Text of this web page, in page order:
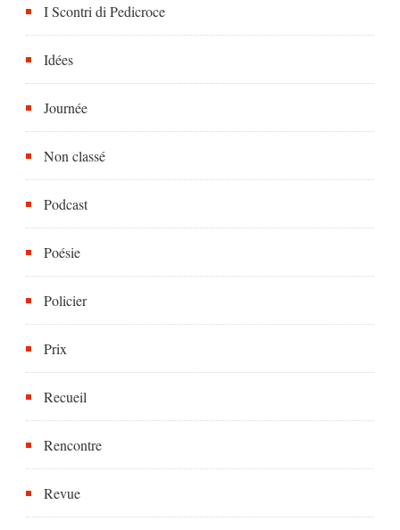
I Scontri di Pedicroce
Idées
Journée
Non classé
Podcast
Poésie
Policier
Prix
Recueil
Rencontre
Revue